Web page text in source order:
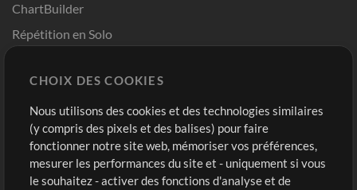
ChartBuilder
Répétition en Solo
Modèles ProPresenter
Sons
Boutique
Acheter des crédits
Compte
Connexion
CHOIX DES COOKIES
Nous utilisons des cookies et des technologies similaires
(y compris des pixels et des balises) pour faire
fonctionner notre site web, mémoriser vos préférences,
mesurer les performances du site et - uniquement si vous
le souhaitez - activer des fonctions d'analyse et de